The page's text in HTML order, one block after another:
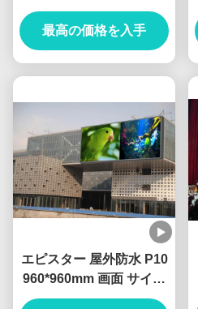
ルの高リゾリューション
320mm*160mmを導いた
最高の価格を入手
エピスター 屋外防水 P10
960*960mm 画面 サイズ
大 LED 掲示板 スクリー